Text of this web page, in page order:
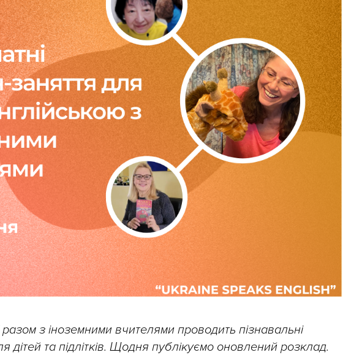
разом з іноземними вчителями проводить пізнавальні
дітей та підлітків. Щодня публікуємо оновлений розклад.